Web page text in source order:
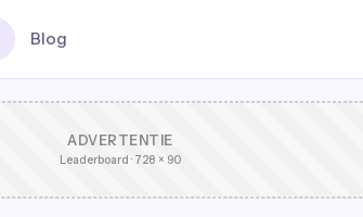
Blog
ADVERTENTIE
Leaderboard · 728 × 90